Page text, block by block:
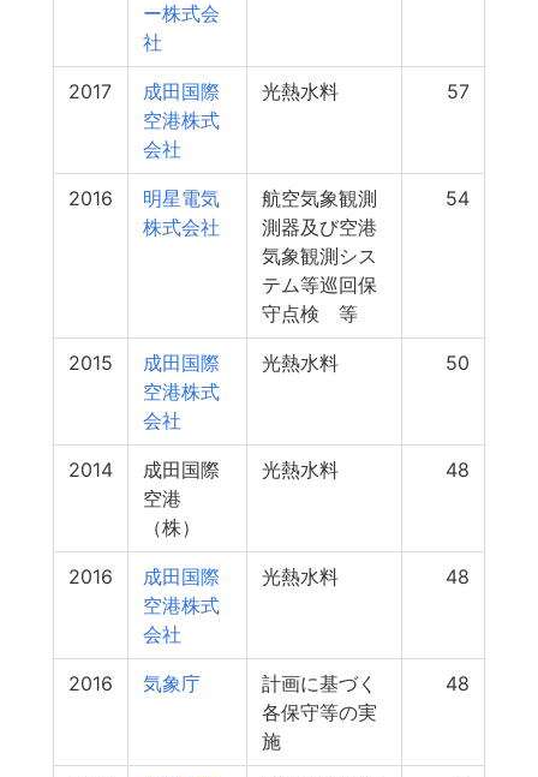
ー株式会
社
2017
成田国際
空港株式
会社
光熱水料 57
2016
明星電気
株式会社
航空気象観測
測器及び空港
気象観測シス
テム等巡回保
守点検 等
54
2015
成田国際
空港株式
会社
光熱水料 50
2014
成田国際
空港
（株）
光熱水料 48
2016
成田国際
空港株式
会社
光熱水料 48
2016 気象庁
計画に基づく
各保守等の実
施
48